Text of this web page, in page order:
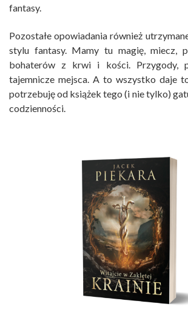
fantasy.
Pozostałe opowiadania również
stylu fantasy. Mamy tu magię, miecz,
bohaterów z krwi i kości. Przygody,
tajemnicze mejsca. A to wszystko daje
potrzebuję od książek tego (i nie tylko)
codzienności.